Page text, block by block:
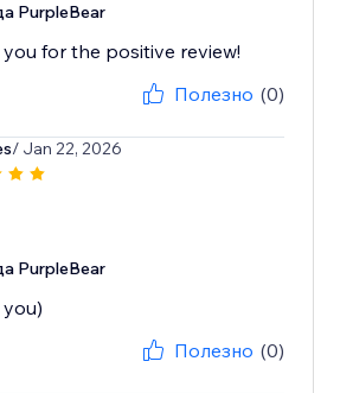
PurpleBear
for the positive review!
Полезно (0)
/ Jan 22, 2026
PurpleBear
Полезно (0)